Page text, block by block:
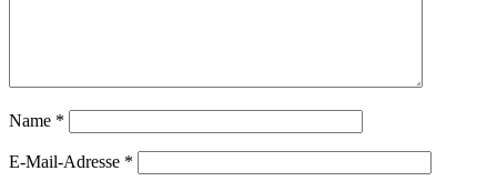
Name *
E-Mail-Adresse *